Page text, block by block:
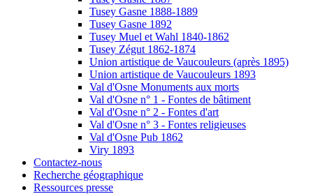
Tusey Gasne 1888-1889
Tusey Gasne 1892
Tusey Muel et Wahl 1840-1862
Tusey Zégut 1862-1874
Union artistique de Vaucouleurs (après 1895)
Union artistique de Vaucouleurs 1893
Val d'Osne Monuments aux morts
Val d'Osne n° 1 - Fontes de bâtiment
Val d'Osne n° 2 - Fontes d'art
Val d'Osne n° 3 - Fontes religieuses
Val d'Osne Pub 1862
Viry 1893
Contactez-nous
Recherche géographique
Ressources presse